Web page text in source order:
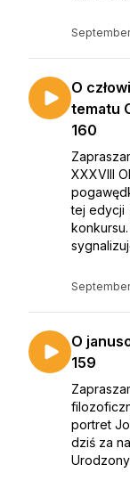
O
tematu
160
XXXVIII
tej edycji
O
159
portret
dziś za